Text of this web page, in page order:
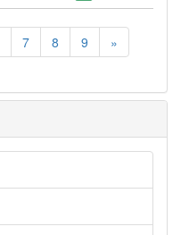
7 8 9 »